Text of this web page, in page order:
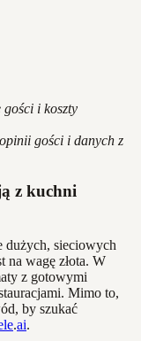
gości i koszty
gości i danych z
z kuchni
dużych, sieciowych
na wagę złota. W
z gotowymi
Mimo to,
by szukać
.ai.